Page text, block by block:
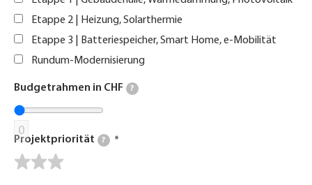
Etappe 2 | Heizung, Solarthermie
Etappe 3 | Batteriespeicher, Smart Home, e-Mobilität
Rundum-Modernisierung
Budgetrahmen in CHF ?
0
Projektpriorität ?